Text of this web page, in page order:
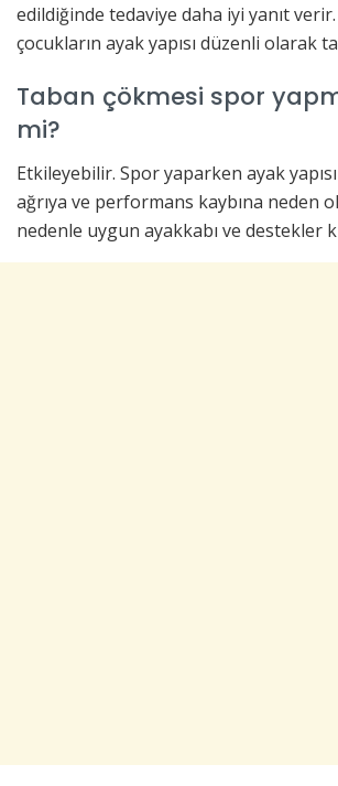
edildiğinde tedaviye daha iyi yanıt
çocukların ayak yapısı düzenli olarak
Taban çökmesi spor
mi?
Etkileyebilir. Spor yaparken ayak
ağrıya ve performans kaybına neden
nedenle uygun ayakkabı ve destekler